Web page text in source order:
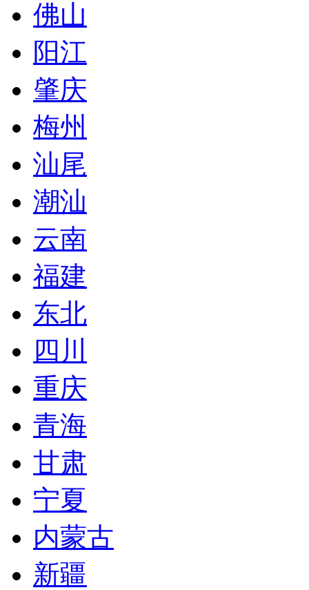
佛山
阳江
肇庆
梅州
汕尾
潮汕
云南
福建
东北
四川
重庆
青海
甘肃
宁夏
内蒙古
新疆